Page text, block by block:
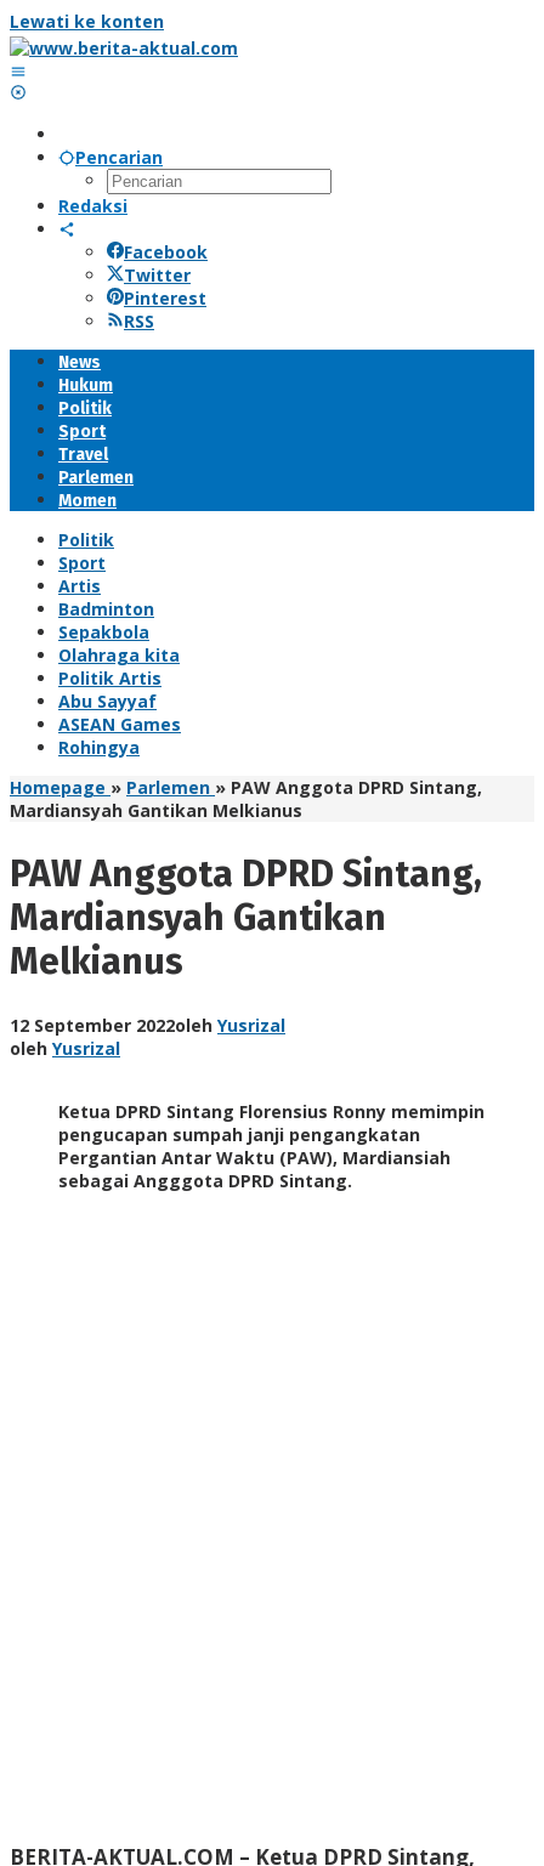
Lewati ke konten
Pencarian
Redaksi
Facebook
Twitter
Pinterest
RSS
News
Hukum
Politik
Sport
Travel
Parlemen
Momen
Politik
Sport
Artis
Badminton
Sepakbola
Olahraga kita
Politik Artis
Abu Sayyaf
ASEAN Games
Rohingya
Homepage » Parlemen » PAW Anggota DPRD Sintang,
Mardiansyah Gantikan Melkianus
PAW Anggota DPRD Sintang,
Mardiansyah Gantikan
Melkianus
12 September 2022oleh Yusrizal
oleh Yusrizal
Ketua DPRD Sintang Florensius Ronny memimpin
pengucapan sumpah janji pengangkatan
Pergantian Antar Waktu (PAW), Mardiansiah
sebagai Angggota DPRD Sintang.
BERITA-AKTUAL.COM – Ketua DPRD Sintang,